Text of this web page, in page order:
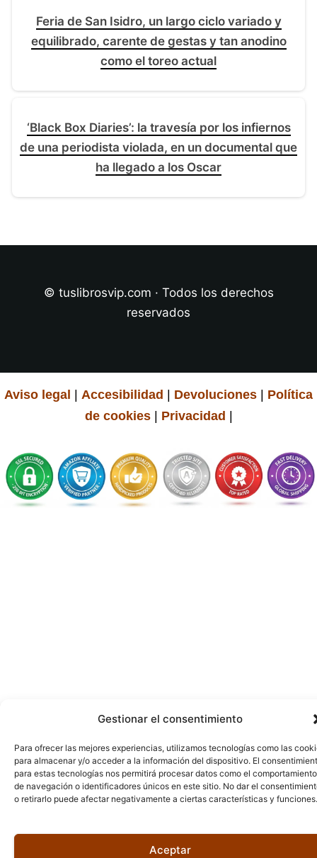
Gestionar el consentimiento
Para ofrecer las mejores experiencias, utilizamos tecnologías como las
para almacenar y/o acceder a la información del dispositivo. El
para estas tecnologías nos permitirá procesar datos como el comportamiento
de navegación o identificadores únicos en este sitio. No dar el
o retirarlo puede afectar negativamente a ciertas características y funciones.
Aceptar
Feria de San Isidro, un largo ciclo variado y
equilibrado, carente de gestas y tan anodino
como el toreo actual
‘Black Box Diaries’: la travesía por los infiernos
de una periodista violada, en un documental que
ha llegado a los Oscar
© tuslibrosvip.com · Todos los derechos
reservados
Aviso legal Accesibilidad Devoluciones
Política
de cookies| Privacidad